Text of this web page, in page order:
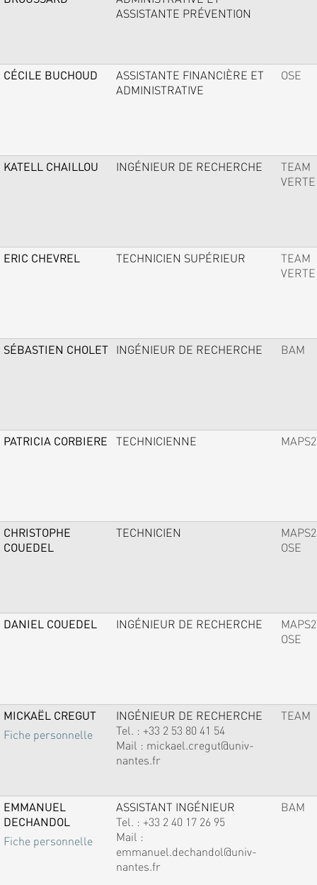
ASSISTANTE PRÉVENTION
CÉCILE BUCHOUD
ASSISTANTE FINANCIÈRE ET
ADMINISTRATIVE
OSE
KATELL CHAILLOU INGÉNIEUR DE RECHERCHE
TEAM
VERTE
ERIC CHEVREL TECHNICIEN SUPÉRIEUR
TEAM
VERTE
SÉBASTIEN CHOLET INGÉNIEUR DE RECHERCHE BAM
PATRICIA CORBIERE TECHNICIENNE MAPS2
CHRISTOPHE
COUEDEL
TECHNICIEN
MAPS2
OSE
DANIEL COUEDEL INGÉNIEUR DE RECHERCHE
MAPS2
OSE
MICKAËL CREGUT
Fiche personnelle
INGÉNIEUR DE RECHERCHE
Tel. : +33 2 53 80 41 54
Mail : mickael.cregut@univ-
nantes.fr
TEAM
EMMANUEL
DECHANDOL
Fiche personnelle
ASSISTANT INGÉNIEUR
Tel. : +33 2 40 17 26 95
Mail :
emmanuel.dechandol@univ-
nantes.fr
BAM